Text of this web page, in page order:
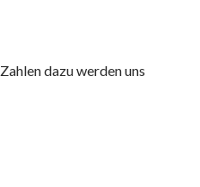
Zahlen dazu werden uns